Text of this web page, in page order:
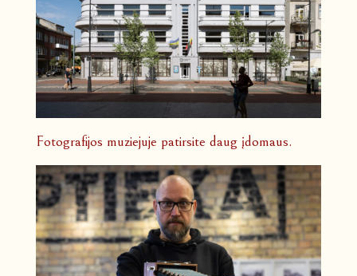
Fotografijos muziejuje patirsite daug įdomaus.